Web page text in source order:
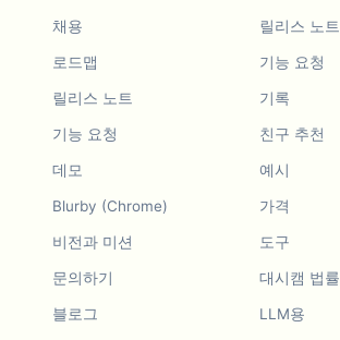
채용
로드맵
릴리스 노트
기능 요청
데모
Blurby (Chrome)
비전과 미션
문의하기
블로그
릴리스 노트
기능 요청
기록
친구 추천
예시
가격
도구
대시캠 법률
LLM용